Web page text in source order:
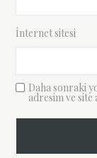
İnternet sitesi
Daha sonraki
adresim ve site